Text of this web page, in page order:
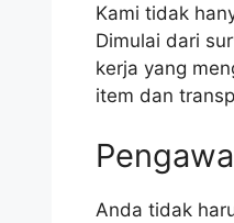
Kami tidak
Dimulai dari
kerja yang
item dan
Anda tidak